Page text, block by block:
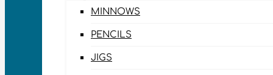
MINNOWS
PENCILS
JIGS